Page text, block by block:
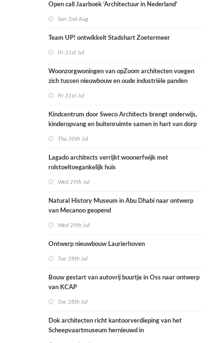
Open call Jaarboek ‘Architectuur in Nederland’
Sun 2nd Aug
Team UP! ontwikkelt Stadshart Zoetermeer
Fri 31st Jul
Woonzorgwoningen van opZoom architecten voegen
zich tussen nieuwbouw en oude industriële panden
Fri 31st Jul
Kindcentrum door Sweco Architects brengt onderwijs,
kinderopvang en buitenruimte samen in hart van dorp
Thu 30th Jul
Lagado architects verrijkt woonerfwijk met
rolstoeltoegankelijk huis
Wed 29th Jul
Natural History Museum in Abu Dhabi naar ontwerp
van Mecanoo geopend
Wed 29th Jul
Ontwerp nieuwbouw Laurierhoven
Tue 28th Jul
Bouw gestart van autovrij buurtje in Oss naar ontwerp
van KCAP
Tue 28th Jul
Dok architecten richt kantoorverdieping van het
Scheepvaartmuseum hernieuwd in